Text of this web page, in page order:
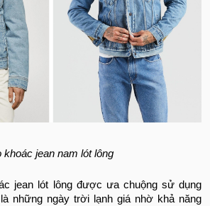
khoác jean nam lót lông
jean lót lông được ưa chuộng sử dụng
những ngày trời lạnh giá nhờ khả năng